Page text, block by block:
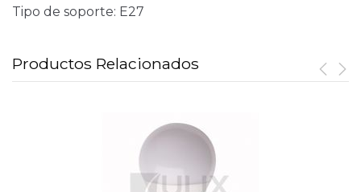
Tipo de soporte: E27
Productos Relacionados